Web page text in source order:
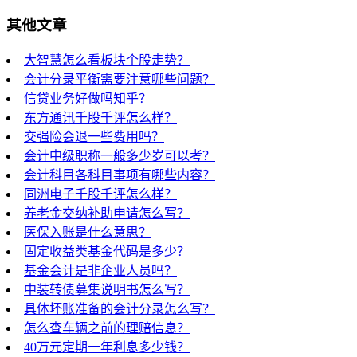
其他文章
大智慧怎么看板块个股走势？
会计分录平衡需要注意哪些问题？
信贷业务好做吗知乎？
东方通讯千股千评怎么样？
交强险会退一些费用吗？
会计中级职称一般多少岁可以考？
会计科目各科目事项有哪些内容？
同洲电子千股千评怎么样？
养老金交纳补助申请怎么写？
医保入账是什么意思？
固定收益类基金代码是多少？
基金会计是非企业人员吗？
中装转债募集说明书怎么写？
具体坏账准备的会计分录怎么写？
怎么查车辆之前的理赔信息？
40万元定期一年利息多少钱？